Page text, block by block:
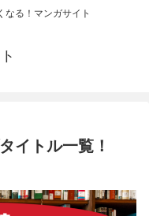
なる！マンガサイト
イトル一覧！